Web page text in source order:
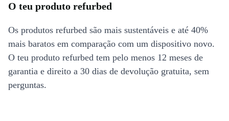
O teu produto refurbed
Os produtos refurbed são mais sustentáveis e até 40%
mais baratos em comparação com um dispositivo novo.
O teu produto refurbed tem pelo menos 12 meses de
garantia e direito a 30 dias de devolução gratuita, sem
perguntas.